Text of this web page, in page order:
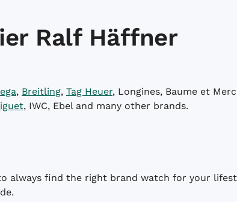
Ralf Häffner
, Breitling, Tag Heuer, Longines, Baume et
, IWC, Ebel and many other brands.
always find the right brand watch for your